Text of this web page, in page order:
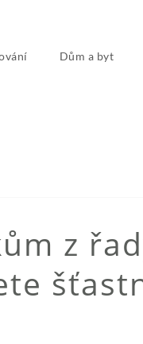
Dům a byt
z